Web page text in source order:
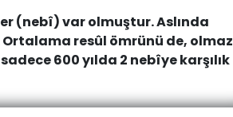
(nebî) var olmuştur. Aslında
resûl ömrünü de, olmaz
600 yılda 2 nebîye karşılık